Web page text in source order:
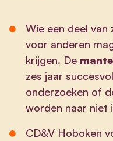
Wie een deel
voor anderen
krijgen. De
zes jaar
onderzoeken of
worden naar niet
CD&V Hoboken